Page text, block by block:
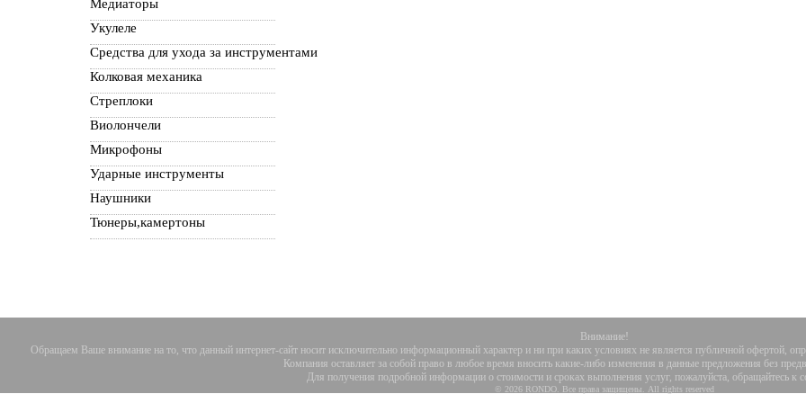
Медиаторы
Укулеле
Средства для ухода за инструментами
Колковая механика
Стреплоки
Виолончели
Микрофоны
Ударные инструменты
Наушники
Тюнеры,камертоны
Внимание!
Обращаем Ваше внимание на то, что данный интернет-сайт носит исключительно информационный характер и ни при каких условиях не является публичной офертой,
Компания оставляет за собой право в любое время вносить какие-либо изменения в данные предложения без
Для получения подробной информации о стоимости и сроках выполнения услуг, пожалуйста, обращайтесь к
© 2026 RONDO. Все права защищены. All rights reserved